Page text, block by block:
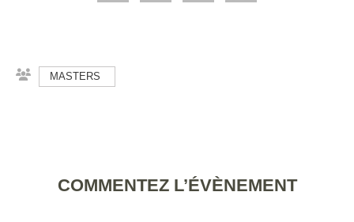
MASTERS
COMMENTEZ L’ÉVÈNEMENT